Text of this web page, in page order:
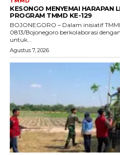
KESONGO MENYEMAI HARAPAN
PROGRAM TMMD KE-129
BOJONEGORO – Dalam inisiatif
0813/Bojonegoro berkolaborasi
untuk...
Agustus 7, 2026